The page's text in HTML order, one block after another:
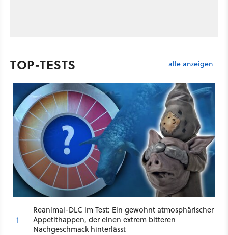
TOP-TESTS alle anzeigen
1
Reanimal-DLC im Test: Ein gewohnt atmosphärischer
Appetithappen, der einen extrem bitteren
Nachgeschmack hinterlässt